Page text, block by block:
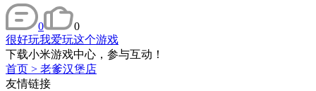
0
0
很好玩我爱玩这个游戏
下载小米游戏中心，参与互动！
首页 > 老爹汉堡店
友情链接